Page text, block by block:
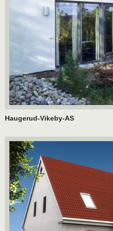
Haugerud-Vikeby-AS